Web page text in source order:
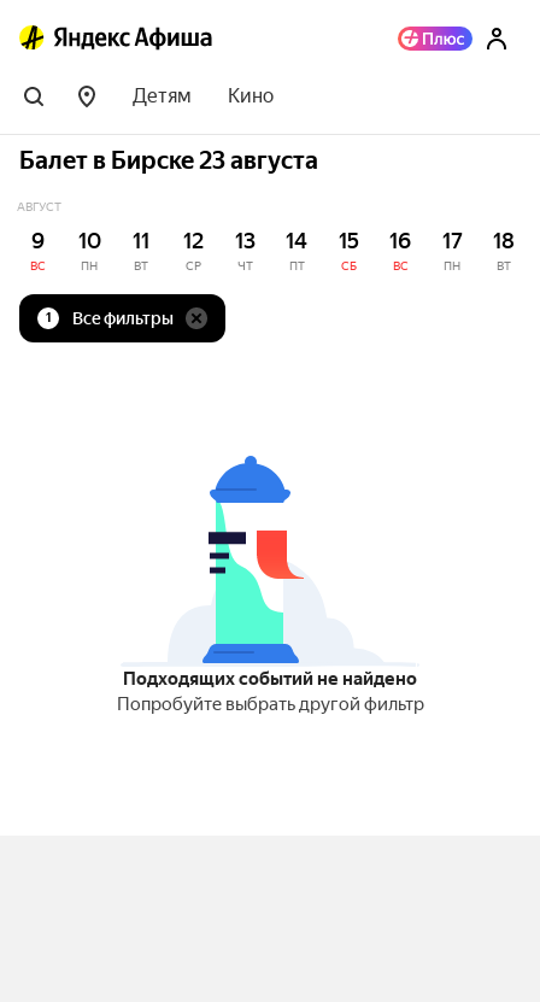
Детям Кино
Балет в Бирске 23 августа
АВГУСТ
9
ВС
10
ПН
11
ВТ
12
СР
13
ЧТ
14
ПТ
15
СБ
16
ВС
17
ПН
18
ВТ
1 Все фильтры
Подходящих событий не найдено
Попробуйте выбрать другой фильтр